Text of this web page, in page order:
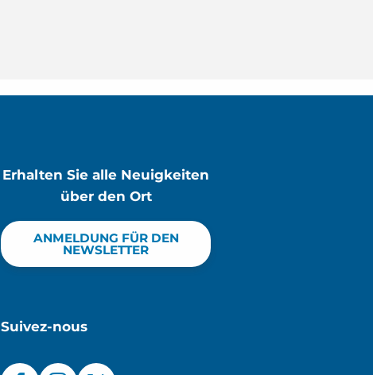
Erhalten Sie alle Neuigkeiten
über den Ort
ANMELDUNG FÜR DEN
NEWSLETTER
Suivez-nous